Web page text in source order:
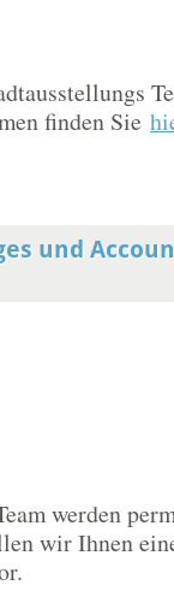
finden Sie
und
werden
wir Ihnen